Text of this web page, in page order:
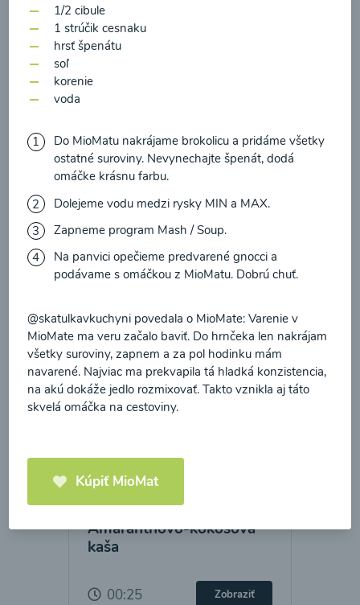
Načítať ďalšie
Kaše
Amaranthovo-kokosová
kaša
00:25 Zobraziť
1/2 cibule
1 strúčik cesnaku
hrsť špenátu
soľ
korenie
voda
Do MioMatu nakrájame brokolicu a pridáme všetky
ostatné suroviny. Nevynechajte špenát, dodá
omáčke krásnu farbu.
Dolejeme vodu medzi rysky MIN a MAX.
Zapneme program Mash / Soup.
Na panvici opečieme predvarené gnocci a
podávame s omáčkou z MioMatu. Dobrú chuť.
@skatulkavkuchyni povedala o MioMate: Varenie v
MioMate ma veru začalo baviť. Do hrnčeka len nakrájam
všetky suroviny, zapnem a za pol hodinku mám
navarené. Najviac ma prekvapila tá hladká konzistencia,
na akú dokáže jedlo rozmixovať. Takto vznikla aj táto
skvelá omáčka na cestoviny.
Kúpiť MioMat
prečítal(a)informácie o Ochrane osobných
údajova súhlasím s nimi.